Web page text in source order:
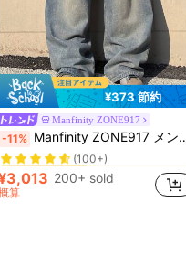
¥373 節約
Manfinity ZONE917
-11% Manfinity ZONE917 メンズ ダークブルー ヴィンテージウォッシュ ルーズフィット ワイドレッグデニムジーンズ StreetEZ
#8 ベストセラー
(100+)
#8 ベストセラー
(100+)
#8 ベストセラー
(100+)
#8 ベストセラー
200+ sold
算